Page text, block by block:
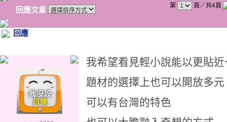
回應文章 第 頁／共4頁
回應
我希望看見輕小說能以更貼
題材的選擇上也可以開放多元
可以有台灣的特色